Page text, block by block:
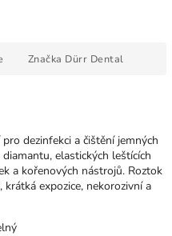
Značka Dürr Dental
dezinfekci a čištění jemných
elastických leštících
a kořenových nástrojů. Roztok
expozice, nekorozivní a